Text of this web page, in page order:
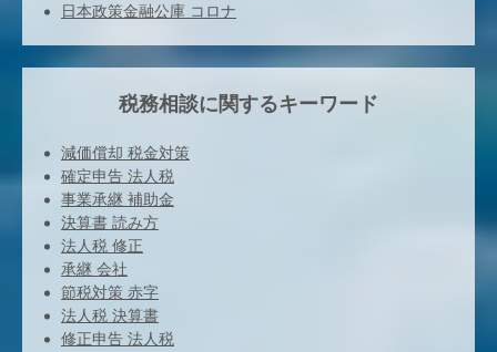
日本政策金融公庫 コロナ
税務相談に関するキーワード
減価償却 税金対策
確定申告 法人税
事業承継 補助金
決算書 読み方
法人税 修正
承継 会社
節税対策 赤字
法人税 決算書
修正申告 法人税